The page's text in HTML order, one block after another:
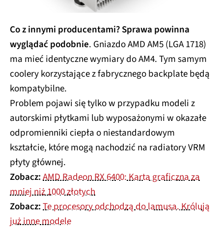
Co z innymi producentami? Sprawa powinna
wyglądać podobnie. Gniazdo AMD AM5 (LGA 1718)
ma mieć identyczne wymiary do AM4. Tym samym
coolery korzystające z fabrycznego backplate będą
kompatybilne.
Problem pojawi się tylko w przypadku modeli z
autorskimi płytkami lub wyposażonymi w okazałe
odpromienniki ciepła o niestandardowym
kształcie, które mogą nachodzić na radiatory VRM
płyty głównej.
Zobacz:AMD Radeon RX 6400: Karta graficzna za
mniej niż 1000 złotych
Zobacz:Te procesory odchodzą do lamusa. Królują
już inne modele